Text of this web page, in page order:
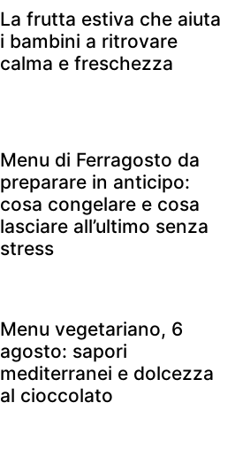
La frutta estiva che aiuta
i bambini a ritrovare
calma e freschezza
Menu di Ferragosto da
preparare in anticipo:
cosa congelare e cosa
lasciare all’ultimo senza
stress
Menu vegetariano, 6
agosto: sapori
mediterranei e dolcezza
al cioccolato